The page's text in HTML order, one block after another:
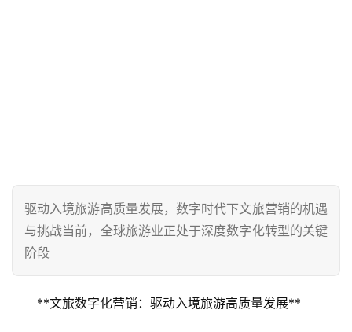
驱动入境旅游高质量发展，数字时代下文旅营销的机遇
与挑战当前，全球旅游业正处于深度数字化转型的关键
阶段
**文旅数字化营销：驱动入境旅游高质量发展**